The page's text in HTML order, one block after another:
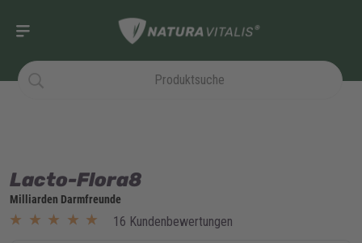
Lacto-Flora8
Milliarden Darmfreunde
★★★★★
★★★★★ 16 Kundenbewertungen